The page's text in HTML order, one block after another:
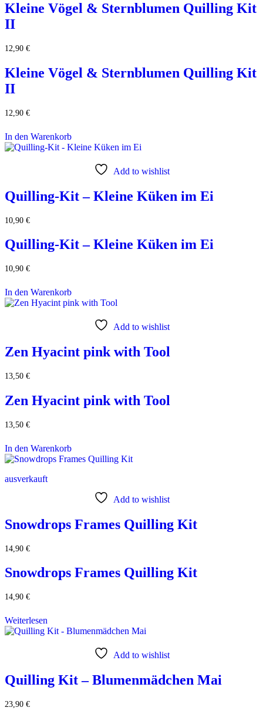
Kleine Vögel & Sternblumen Quilling Kit
II
12,90 €
Kleine Vögel & Sternblumen Quilling Kit
II
12,90 €
In den Warenkorb
Add to wishlist
Quilling-Kit – Kleine Küken im Ei
10,90 €
Quilling-Kit – Kleine Küken im Ei
10,90 €
In den Warenkorb
Add to wishlist
Zen Hyacint pink with Tool
13,50 €
Zen Hyacint pink with Tool
13,50 €
In den Warenkorb
ausverkauft
Add to wishlist
Snowdrops Frames Quilling Kit
14,90 €
Snowdrops Frames Quilling Kit
14,90 €
Weiterlesen
Add to wishlist
Quilling Kit – Blumenmädchen Mai
23,90 €